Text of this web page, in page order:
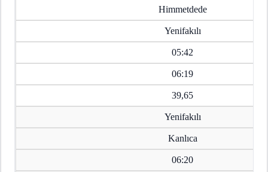
Himmetdede
Yenifakılı
05:42
06:19
39,65
Yenifakılı
Kanlıca
06:20